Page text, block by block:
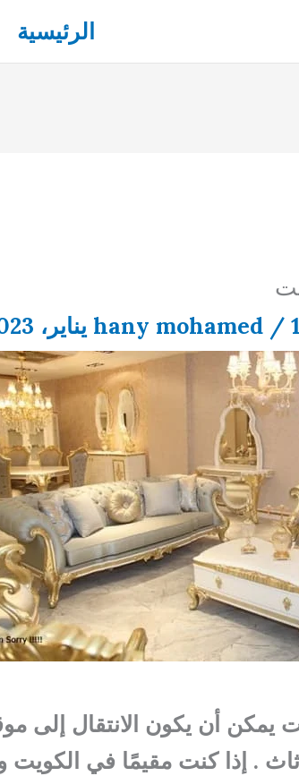
الرئيسية
hany mohamed /
يمكن أن يكون الانتقال إلى
. إذا كنت مقيمًا في